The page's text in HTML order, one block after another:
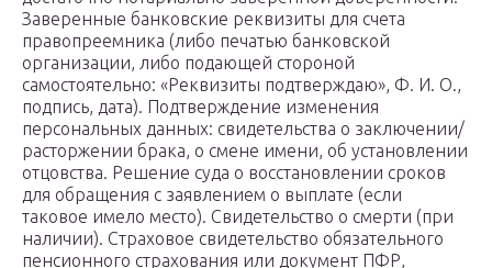
Заверенные банковские реквизиты для счета
правопреемника (либо печатью банковской
организации, либо подающей стороной
самостоятельно: «Реквизиты подтверждаю», Ф. И. О.,
подпись, дата). Подтверждение изменения
персональных данных: свидетельства о заключении/
расторжении брака, о смене имени, об установлении
отцовства. Решение суда о восстановлении сроков
для обращения с заявлением о выплате (если
таковое имело место). Свидетельство о смерти (при
наличии). Страховое свидетельство обязательного
пенсионного страхования или документ ПФР,